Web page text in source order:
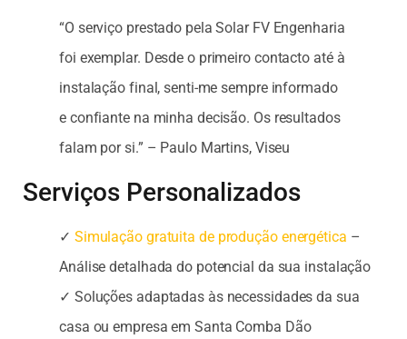
“O serviço prestado pela Solar FV Engenharia
foi exemplar. Desde o primeiro contacto até à
instalação final, senti-me sempre informado
e confiante na minha decisão. Os resultados
falam por si.” – Paulo Martins, Viseu
Serviços Personalizados
✓ Simulação gratuita de produção energética –
Análise detalhada do potencial da sua instalação
✓ Soluções adaptadas às necessidades da sua
casa ou empresa em Santa Comba Dão